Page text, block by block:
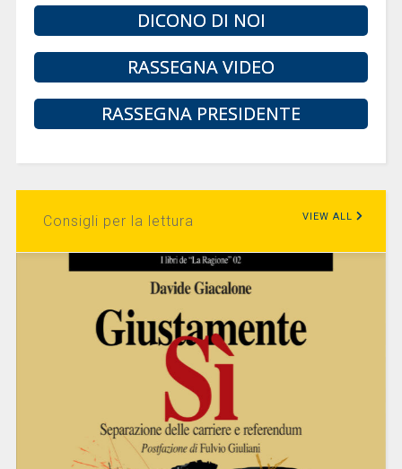
DICONO DI NOI
RASSEGNA VIDEO
RASSEGNA PRESIDENTE
Consigli per la lettura VIEW ALL